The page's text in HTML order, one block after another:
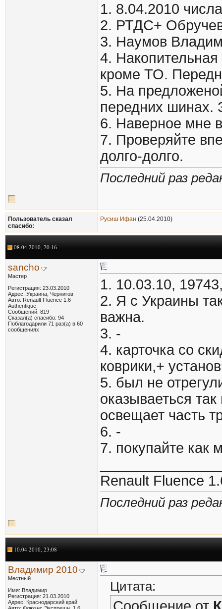
1. 8.04.2010
2. РТДС+
3. Наумов
4. Накопительная
кроме ТО.
5. На
передних шинах.
6. Наверное мне
7. Проверяйте
долго-долго.
Последний раз
Пользователь сказал
cпасибо:
Русиш Ифан (25.04.2010)
08.04.2010, 20:16
sancho
Мастер
Регистрация: 23.03.2010
Адрес: Украина, Чернигов
Авто: Renault Fluence 1.6
Authentique
Сообщений: 819
Сказал(а) спасибо: 94
Поблагодарили 71 раз(а) в 60
сообщениях
1. 10.03.10,
2. Я с Украины
важна.
3. -
4. карточка со
коврики,+
5. был не
оказываеться
освещает часть
6. -
7. покупайте как
Renault Fluence
Последний раз
10.04.2010, 23:08
Владимир 2010
Местный
Имя: Владимир
Регистрация: 21.03.2010
Адрес: Краснодарский край
Цитата: